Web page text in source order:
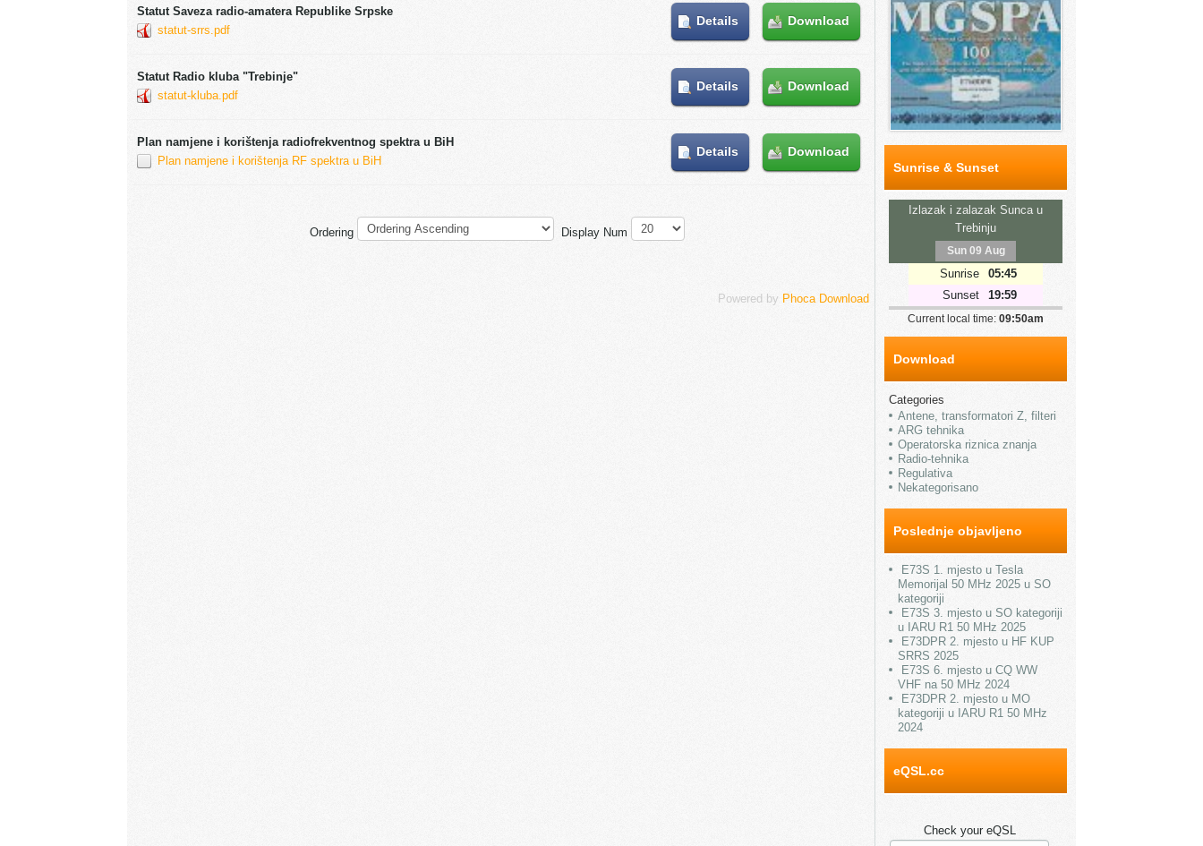
Statut Saveza radio-amatera Republike Srpske
statut-srrs.pdf
Download
Details
Statut Radio kluba "Trebinje"
statut-kluba.pdf
Download
Details
Plan namjene i korištenja radiofrekventnog spektra u BiH
Plan namjene i korištenja RF spektra u BiH
Download
Details
Ordering Display Num
Powered by Phoca Download
Sunrise & Sunset
Izlazak i zalazak Sunca u
Trebinju
Sun 09 Aug
Sunrise
05:45
Sunset
19:59
Current local time: 09:50am
Download
Categories
Antene, transformatori Z, filteri
ARG tehnika
Operatorska riznica znanja
Radio-tehnika
Regulativa
Nekategorisano
Poslednje objavljeno
E73S 1. mjesto u Tesla
Memorijal 50 MHz 2025 u SO
kategoriji
E73S 3. mjesto u SO kategoriji
u IARU R1 50 MHz 2025
E73DPR 2. mjesto u HF KUP
SRRS 2025
E73S 6. mjesto u CQ WW
VHF na 50 MHz 2024
E73DPR 2. mjesto u MO
kategoriji u IARU R1 50 MHz
2024
eQSL.cc
Check your eQSL